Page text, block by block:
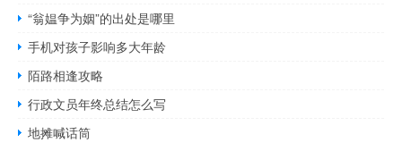
“翁媪争为姻”的出处是哪里
手机对孩子影响多大年龄
陌路相逢攻略
行政文员年终总结怎么写
地摊喊话筒